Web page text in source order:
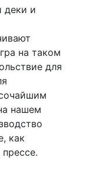
деки и
на таком
для
нашем
как